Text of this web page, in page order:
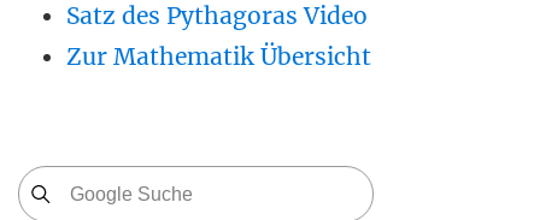
Satz des Pythagoras Video
Zur Mathematik Übersicht